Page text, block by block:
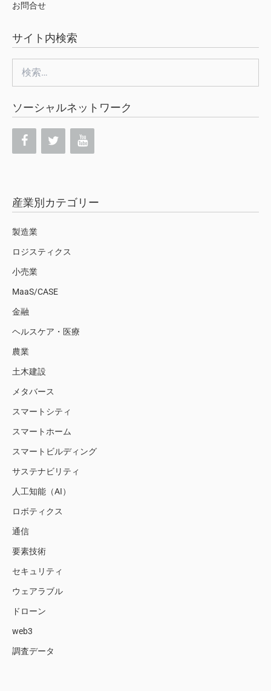
お問合せ
サイト内検索
索:
ソーシャルネットワーク
産業別カテゴリー
製造業
ロジスティクス
小売業
MaaS/CASE
金融
ヘルスケア・医療
農業
土木建設
メタバース
スマートシティ
スマートホーム
スマートビルディング
サステナビリティ
人工知能（AI）
ロボティクス
通信
要素技術
セキュリティ
ウェアラブル
ドローン
web3
調査データ